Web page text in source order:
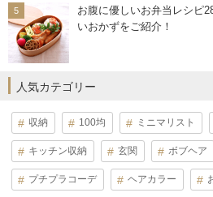
お腹に優しいお弁当レシピ
いおかずをご紹介！
人気カテゴリー
収納 100均 ミニマリスト
キッチン収納 玄関 ボブヘア
プチプラコーデ ヘアカラー